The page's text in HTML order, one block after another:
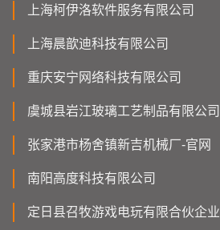
上海柯伊洛软件服务有限公司
上海晨歆迪科技有限公司
重庆安宁网络科技有限公司
虞城县岩江玻璃工艺制品有限公司
张家港市杨舍镇新吉机械厂-官网
南阳高度科技有限公司
定日县召牧游戏电玩有限合伙企业